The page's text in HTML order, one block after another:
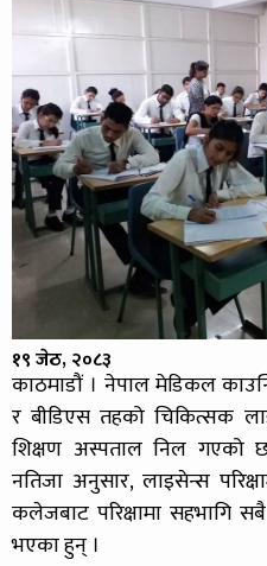
१९ जेठ, २०८३
काठमाडौं । नेपाल मेडिकल
र बीडिएस तहको चिकित्सक
शिक्षण अस्पताल निल गएको
नतिजा अनुसार, लाइसेन्स
कलेजबाट परिक्षामा सहभागि
भएका हुन् ।